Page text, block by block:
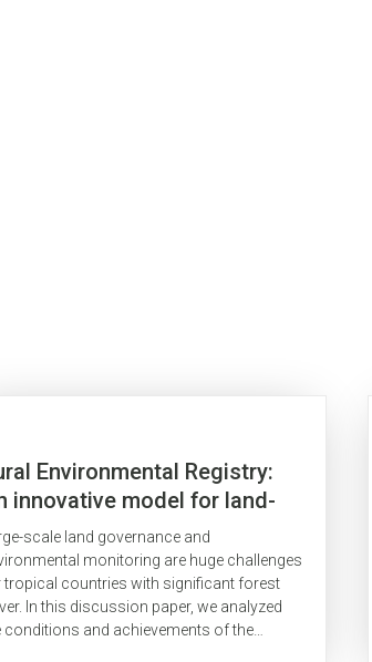
Environmental Registry:
innovative model for land-
and environmental policies
scale land governance and
monitoring are huge challenges
tropical countries with significant forest
In this discussion paper, we analyzed
conditions and achievements of the